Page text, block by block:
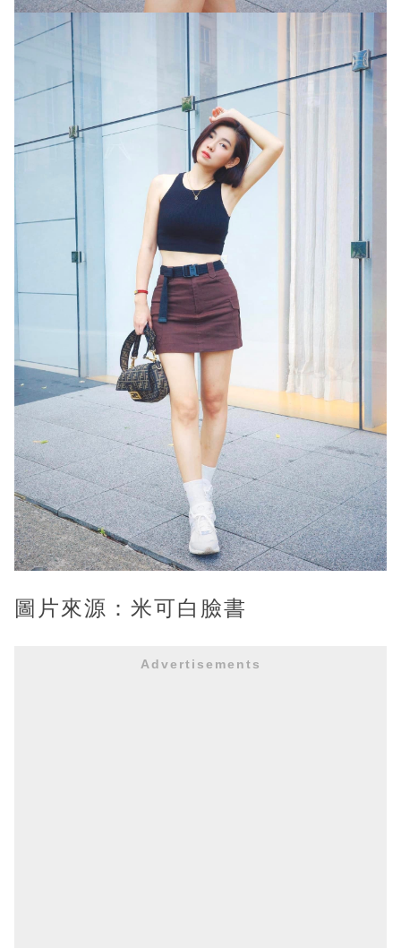
圖片來源：米可白臉書
Advertisements